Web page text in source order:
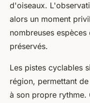
d'oiseaux.
alors un moment
nombreuses
préservés.
Les pistes cyclables
région, permettant
à son propre rythme.